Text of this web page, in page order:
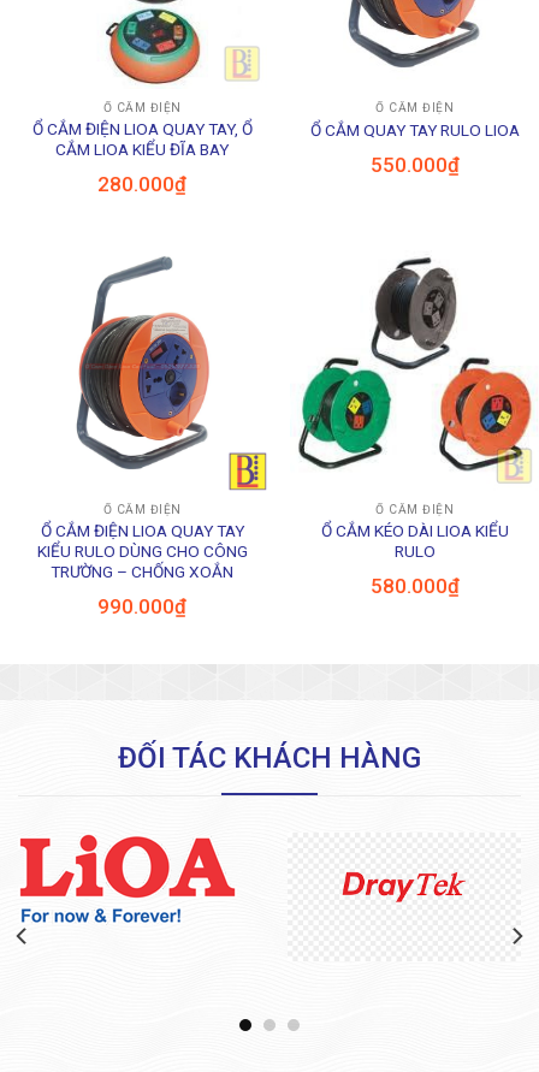
Ổ CẮM ĐIỆN
Ổ CẮM ĐIỆN LIOA QUAY TAY, Ổ
CẮM LIOA KIỂU ĐĨA BAY
280.000₫
Ổ CẮM ĐIỆN
Ổ CẮM QUAY TAY RULO LIOA
550.000₫
Ổ CẮM ĐIỆN
Ổ CẮM ĐIỆN LIOA QUAY TAY
KIỂU RULO DÙNG CHO CÔNG
TRƯỜNG – CHỐNG XOẮN
990.000₫
Ổ CẮM ĐIỆN
Ổ CẮM KÉO DÀI LIOA KIỂU
RULO
580.000₫
ĐỐI TÁC KHÁCH HÀNG